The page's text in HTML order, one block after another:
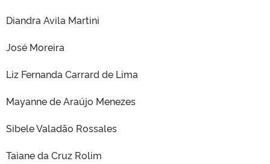
Diandra Avila Martini
José Moreira
Liz Fernanda Carrard de Lima
Mayanne de Araújo Menezes
Sibele Valadão Rossales
Taiane da Cruz Rolim